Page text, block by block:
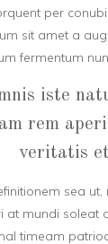
per
sit amet a
fermentum
iste
rem
veritatis
sea
at mundi
timeam